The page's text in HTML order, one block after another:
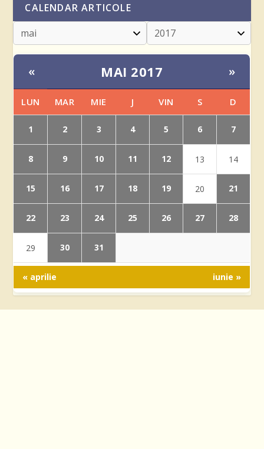
CALENDAR ARTICOLE
« MAI 2017 »
LUN MAR MIE J VIN S D
1 2 3 4 5 6 7
8 9 10 11 12 13 14
15 16 17 18 19 20 21
22 23 24 25 26 27 28
29 30 31
« aprilie iunie »